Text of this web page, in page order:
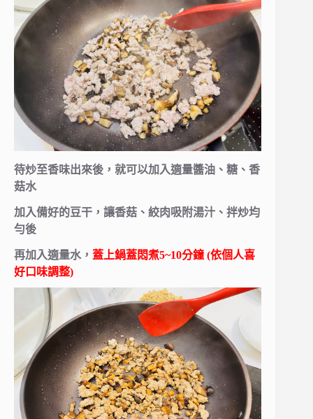
待炒至香味出來後，就可以加入適量醬油、糖、香
菇水
加入備好的豆干，讓香菇、絞肉吸附湯汁、拌炒均
勻後
再加入適量水， 蓋上鍋蓋悶煮5~10分鐘 (依個人喜
好口味調整)